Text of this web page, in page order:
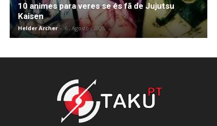
10 animes para veres se és fã de Jujutsu
Kaisen
Helder Archer - 6 , Agosto , 2026